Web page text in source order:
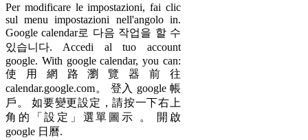
Per modificare le impostazioni, fai clic
sul menu impostazioni nell'angolo in.
Google calendar로 다음 작업을 할 수
있습니다. Accedi al tuo account
google. With google calendar, you can:
使用網路瀏覽器前往
calendar.google.com。 登入 google 帳
戶。 如要變更設定，請按一下右上
角的「設定」選單圖示 。 開啟
google 日曆.